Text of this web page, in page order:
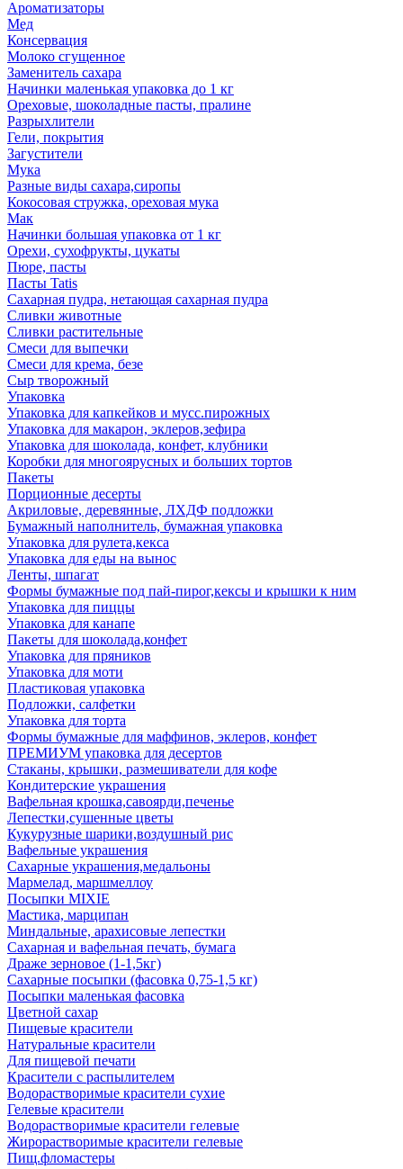
Ароматизаторы
Мед
Консервация
Молоко сгущенное
Заменитель сахара
Начинки маленькая упаковка до 1 кг
Ореховые, шоколадные пасты, пралине
Разрыхлители
Гели, покрытия
Загустители
Мука
Разные виды сахара,сиропы
Кокосовая стружка, ореховая мука
Мак
Начинки большая упаковка от 1 кг
Орехи, сухофрукты, цукаты
Пюре, пасты
Пасты Tatis
Сахарная пудра, нетающая сахарная пудра
Сливки животные
Сливки растительные
Смеси для выпечки
Смеси для крема, безе
Сыр творожный
Упаковка
Упаковка для капкейков и мусс.пирожных
Упаковка для макарон, эклеров,зефира
Упаковка для шоколада, конфет, клубники
Коробки для многоярусных и больших тортов
Пакеты
Порционные десерты
Акриловые, деревянные, ЛХДФ подложки
Бумажный наполнитель, бумажная упаковка
Упаковка для рулета,кекса
Упаковка для еды на вынос
Ленты, шпагат
Формы бумажные под пай-пирог,кексы и крышки к ним
Упаковка для пиццы
Упаковка для канапе
Пакеты для шоколада,конфет
Упаковка для пряников
Упаковка для моти
Пластиковая упаковка
Подложки, салфетки
Упаковка для торта
Формы бумажные для маффинов, эклеров, конфет
ПРЕМИУМ упаковка для десертов
Стаканы, крышки, размешиватели для кофе
Кондитерские украшения
Вафельная крошка,савоярди,печенье
Лепестки,сушенные цветы
Кукурузные шарики,воздушный рис
Вафельные украшения
Сахарные украшения,медальоны
Мармелад, маршмеллоу
Посыпки MIXIE
Мастика, марципан
Миндальные, арахисовые лепестки
Сахарная и вафельная печать, бумага
Драже зерновое (1-1,5кг)
Сахарные посыпки (фасовка 0,75-1,5 кг)
Посыпки маленькая фасовка
Цветной сахар
Пищевые красители
Натуральные красители
Для пищевой печати
Красители с распылителем
Водорастворимые красители сухие
Гелевые красители
Водорастворимые красители гелевые
Жирорастворимые красители гелевые
Пищ.фломастеры